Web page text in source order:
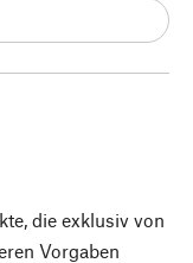
die exklusiv von
Vorgaben